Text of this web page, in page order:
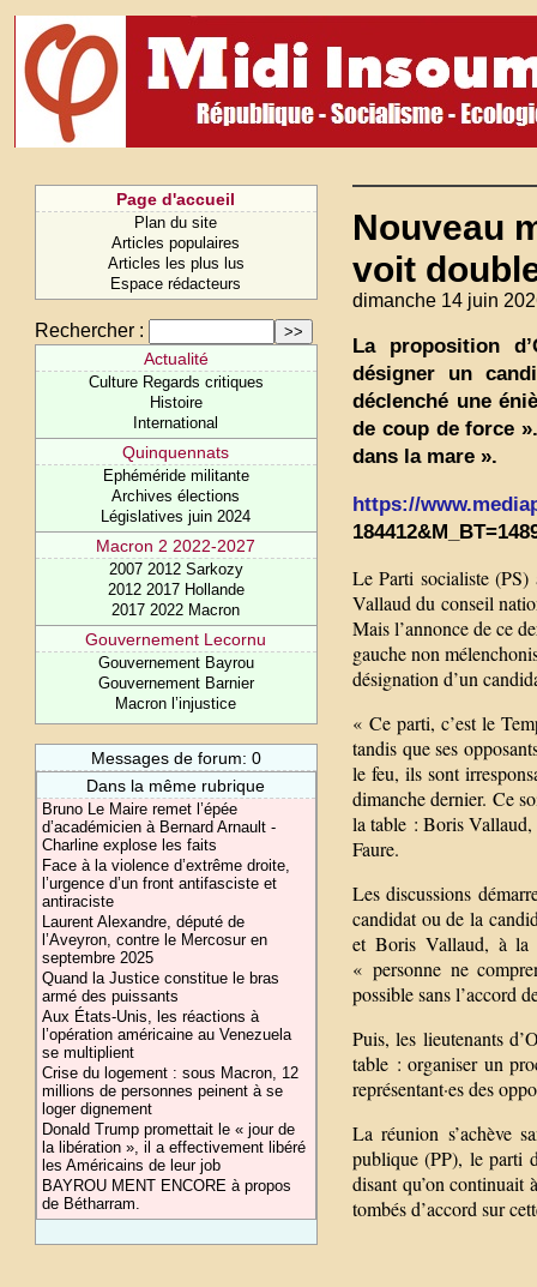
Page d'accueil
Plan du site
Articles populaires
Articles les plus lus
Espace rédacteurs
Rechercher :
Actualité
Culture Regards critiques
Histoire
International
Quinquennats
Ephéméride militante
Archives élections
Législatives juin 2024
Macron 2 2022-2027
2007 2012 Sarkozy
2012 2017 Hollande
2017 2022 Macron
Gouvernement Lecornu
Gouvernement Bayrou
Gouvernement Barnier
Macron l’injustice
Messages de forum: 0
Dans la même rubrique
Bruno Le Maire remet l’épée
d’académicien à Bernard Arnault -
Charline explose les faits
Face à la violence d’extrême droite,
l’urgence d’un front antifasciste et
antiraciste
Laurent Alexandre, député de
l’Aveyron, contre le Mercosur en
septembre 2025
Quand la Justice constitue le bras
armé des puissants
Aux États-Unis, les réactions à
l’opération américaine au Venezuela
se multiplient
Crise du logement : sous Macron, 12
millions de personnes peinent à se
loger dignement
Donald Trump promettait le « jour de
la libération », il a effectivement libéré
les Américains de leur job
BAYROU MENT ENCORE à propos
de Bétharram.
Nouveau
voit
dimanche 14 juin
La proposition
désigner un
déclenché une
de coup de force
dans la mare ».
https://
Le Parti socialiste
Vallaud du conseil
Mais l’annonce de ce
gauche non
désignation d’un
« Ce parti, c’est le
tandis que ses
le feu, ils sont
dimanche dernier. Ce
la table : Boris
Faure.
Les discussions
candidat ou de la
et Boris Vallaud, à la
« personne ne
possible sans l’accord
Puis, les lieutenants
table : organiser un
représentant·es des
La réunion s’achève
publique (PP), le parti
disant qu’on continuait
tombés d’accord sur